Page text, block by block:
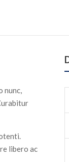
nunc,
libero ac